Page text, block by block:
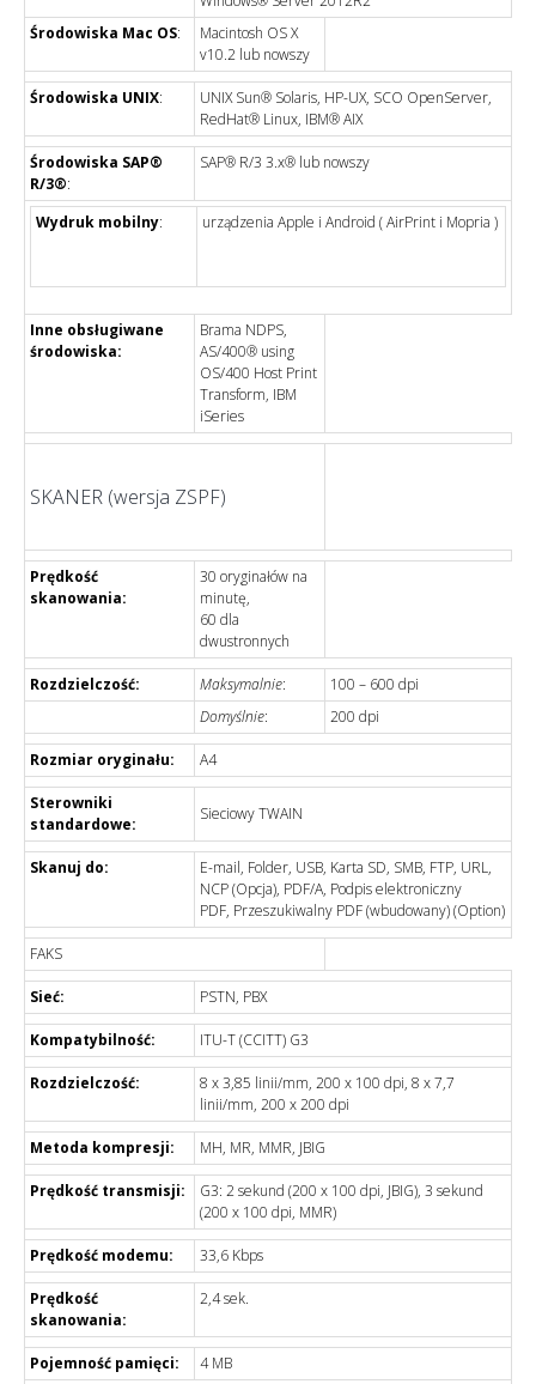
Środowiska Mac OS:
Macintosh OS X
v10.2 lub nowszy
Środowiska UNIX:
UNIX Sun® Solaris, HP-UX, SCO OpenServer,
RedHat® Linux, IBM® AIX
Środowiska SAP®
R/3®:
SAP® R/3 3.x® lub nowszy
Wydruk mobilny: urządzenia Apple i Android ( AirPrint i Mopria )
Inne obsługiwane
środowiska:
Brama NDPS,
AS/400® using
OS/400 Host Print
Transform, IBM
iSeries
SKANER (wersja ZSPF)
Prędkość
skanowania:
30 oryginałów na
minutę,
60 dla
dwustronnych
Rozdzielczość: Maksymalnie:
100 – 600 dpi
Domyślnie: 200 dpi
Rozmiar oryginału: A4
Sterowniki
standardowe:
Sieciowy TWAIN
Skanuj do:
E-mail, Folder, USB, Karta SD, SMB, FTP, URL,
NCP (Opcja), PDF/A, Podpis elektroniczny
PDF, Przeszukiwalny PDF (wbudowany) (Option)
FAKS
Sieć: PSTN, PBX
Kompatybilność: ITU-T (CCITT) G3
Rozdzielczość:
8 x 3,85 linii/mm, 200 x 100 dpi, 8 x 7,7
linii/mm, 200 x 200 dpi
Metoda kompresji: MH, MR, MMR, JBIG
Prędkość transmisji:
G3: 2 sekund (200 x 100 dpi, JBIG), 3 sekund
(200 x 100 dpi, MMR)
Prędkość modemu: 33,6 Kbps
Prędkość
skanowania:
2,4 sek.
Pojemność pamięci: 4 MB